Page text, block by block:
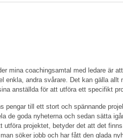
mina coachingsamtal med ledare är
enkla, andra svårare. Det kan gälla allt
anställda för att utföra ett specifikt
pengar till ett stort och spännande
de goda nyheterna och sedan sätta
utföra projektet, betyder det att det
söker jobb och har fått den glada